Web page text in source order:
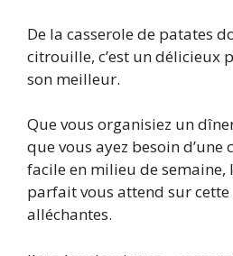
De la casserole de patates
citrouille, c’est un délicieux
son meilleur.
Que vous organisiez un
que vous ayez besoin
facile en milieu de semaine,
parfait vous attend sur cette
alléchantes.